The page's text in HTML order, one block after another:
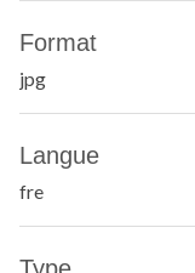
Format
jpg
Langue
fre